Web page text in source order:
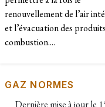
renouvellement de l’air
et l’évacuation des
combustion....
GAZ NORMES
Dernière mise à jour le